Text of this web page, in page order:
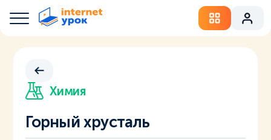
Химия
Горный хрусталь